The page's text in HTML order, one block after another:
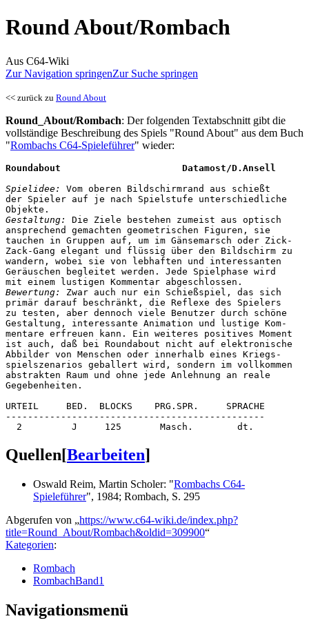
Round About/Rombach
Aus C64-Wiki
Zur Navigation springenZur Suche springen
<< zurück zu Round About
Round_About/Rombach: Der folgenden Textabschnitt gibt die
vollständige Beschreibung des Spiels "Round About" aus dem Buch
"Rombachs C64-Spieleführer" wieder:
Roundabout                      Datamost/D.Ansell
Spielidee:
Vom oberen Bildschirmrand aus schießt
der Spieler auf je nach Spielstufe unterschiedliche
Gestaltung:
Die Ziele bestehen zumeist aus optisch
ansprechend gemachten geometrischen Figuren, sie
tauchen in Gruppen auf, um im Gänsemarsch oder Zick-
Zack-Gang elegant und flüssig über den Bildschirm zu
wandern, wobei sie von lebhaften und interessanten
Geräuschen begleitet werden. Jede Spielphase wird
Bewertung:
Zwar auch nur ein Schießspiel, das sich
primär darauf beschränkt, die Reflexe des Spielers
zu testen, aber dennoch viele Benutzer durch schöne
Gestaltung, interessante Animation und lustige Kom-
mentare erfreuen kann. Ein weiteres positives Moment
ist auch, daß bei Roundabout nicht auf elektronische
Abbilder von Menschen oder innerhalb eines Kriegs-
spielszenarios geballert wird, sondern im vollkommen
abstrakten Raum und ohne jede Anlehnung an reale
Gegebenheiten.
URTEIL     BED.  BLOCKS    PRG.SPR.     SPRACHE
-----------------------------------------------
Quellen[Bearbeiten]
Oswald Reim, Martin Scholer: "Rombachs C64-
Spieleführer", 1984; Rombach, S. 295
Abgerufen von „https://www.c64-wiki.de/index.php?
title=Round_About/Rombach&oldid=309900“
Kategorien:
Rombach
RombachBand1
Navigationsmenü